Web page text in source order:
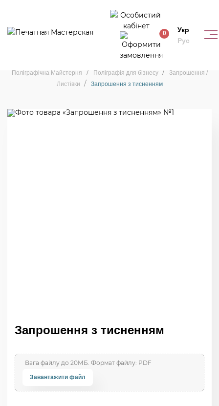
0
Укр
Рус
Запрошення / Листівки
Поліграфічна Майстерня Поліграфія для бізнесу
Запрошення /
Листівки
Запрошення з тисненням
Запрошення з тисненням
Завантажити файл